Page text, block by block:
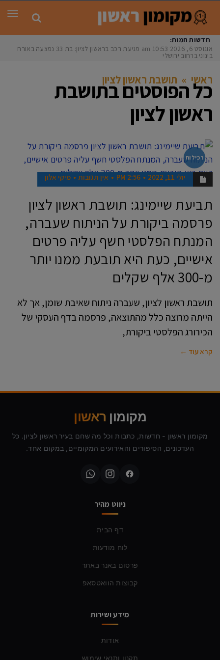
חדשות חמות:
אוגוסט 6, 2026
10:53 am פגיעת רכב בראשון לציון: בת 33 נפצעה באורח
בינוני ברחוב ירושלים
ראשי » תושבת ראשון לציון
כל הפוסטים בתושבת
ראשון לציון
רכילות
יולי 11, 2022 2:56 PM אין תגובות מיקי אלון
תביעת שיימינג: תושבת ראשון לציון
פרסמה ביקורת על הניתוח שעברה,
המנתח הפלסטי חשף עליה פרטים
אישיים, כעת היא תובעת ממנו יותר
מ-300 אלף שקלים
תושבת ראשון לציון, שעברה ניתוח שאיבת שומן, אך לא
הייתה מרוצה כלל מהתוצאה, פרסמה בדף העסקי של
הכירורג הפלסטי ביקורת,
קרא עוד ←
מקומון ראשון
מקומון ראשון - חדשות, כתבות וכל מה שחם בעיר ראשון לציון. כל
העדכונים, הסיפורים והאירועים המקומיים, במקום אחד.
ניווט מהיר
דף הבית
לוח מודעות
פרסום באנר באתר
קבוצות הוואטסאפ
מידע ושירות
אודות
תקנון ותנאי שימוש